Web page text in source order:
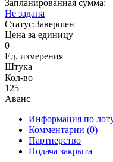
Запланированная сумма:
Не задана
Статус:Завершен
Цена за единицу
0
Ед. измерения
Штука
Кол-во
125
Аванс
Информация по
Комментарии (0)
Партнерство
Подача закрыта